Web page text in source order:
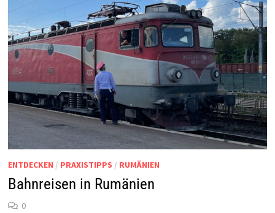
ENTDECKEN / PRAXISTIPPS / RUMÄNIEN
Bahnreisen in Rumänien
0